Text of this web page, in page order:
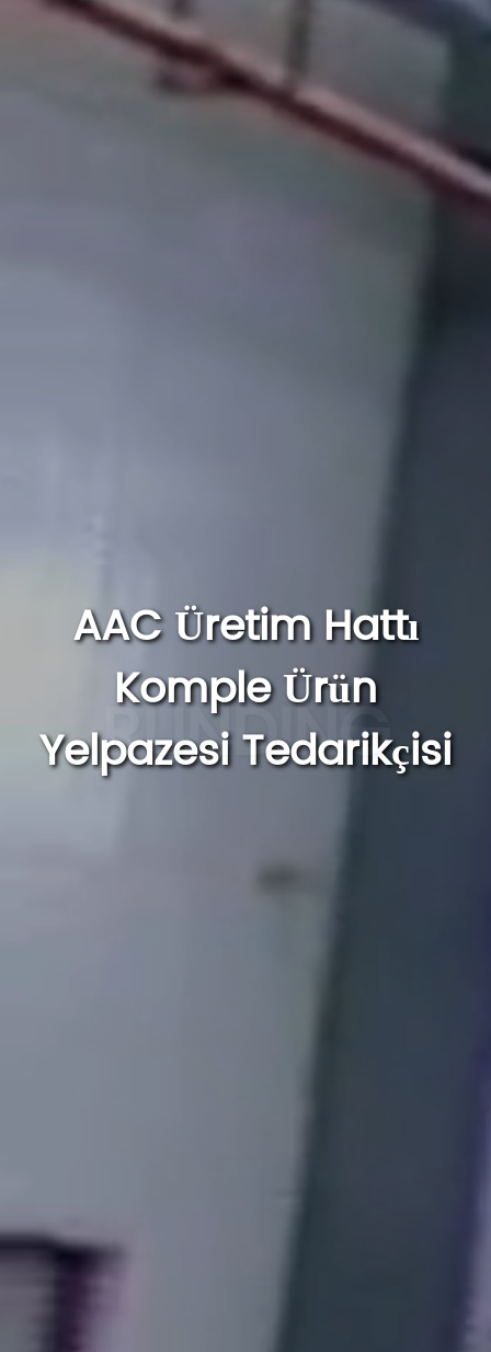
AAC Üretim Hattı
Komple Ürün
Yelpazesi Tedarikçisi